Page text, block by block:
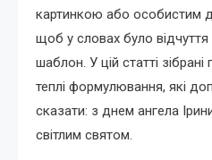
картинкою або особистим
щоб у словах було відчуття
шаблон. У цій статті
теплі формулювання, які
сказати: з днем ангела
світлим святом.